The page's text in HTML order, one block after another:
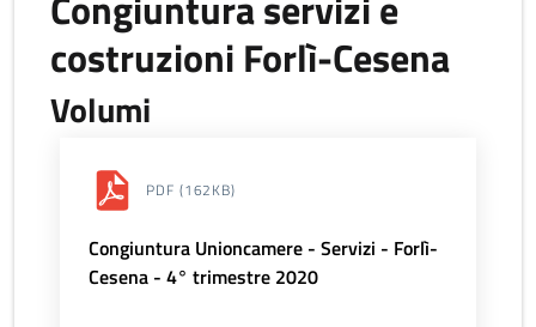
costruzioni Forlì-Cesena
Volumi
PDF (162KB)
Congiuntura Unioncamere - Servizi - Forlì-
Cesena - 4° trimestre 2020